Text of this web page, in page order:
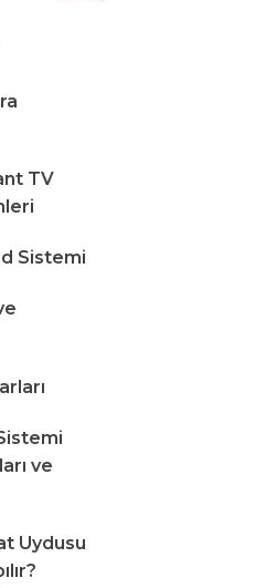
TV
Sistemi
ve
Uydusu